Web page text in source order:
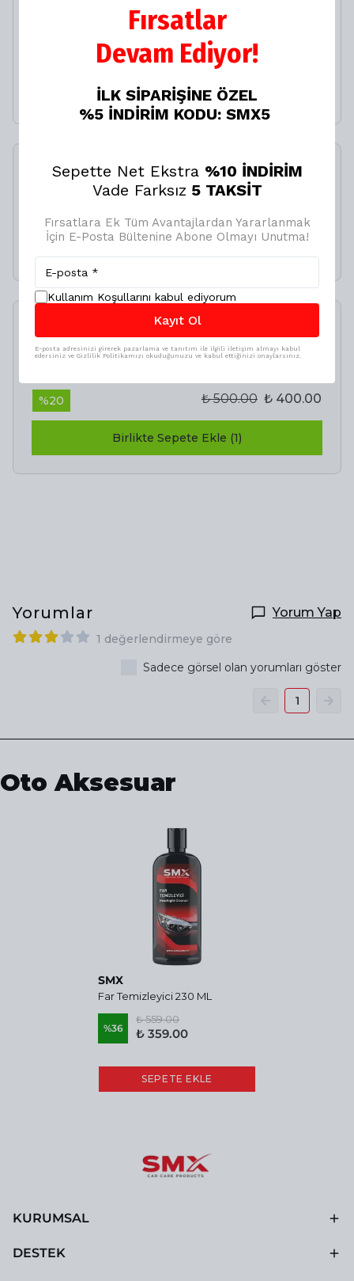
Çok Amaçlı Temizleyici
Köpük (Aplikatörlü) 500
%
20
₺ 500.00
₺ 400.00
SMX Lastik Tamir Kiti
500ML
%20
₺ 349.00 ₺ 279.20
İncelediğiniz ürün ile birlikte bu ürünler de
sepetinize eklenecektir!
%20 ₺ 500.00 ₺ 400.00
Birlikte Sepete Ekle (1)
Yorumlar Yorum Yap
1 değerlendirmeye göre
Sadece görsel olan yorumları göster
1
Oto Aksesuar
SMX
Far Temizleyici 230 ML
%36
₺ 559.00
₺ 359.00
SEPETE EKLE
KURUMSAL
DESTEK
Fırsatlar
Devam Ediyor!
İLK SİPARİŞİNE ÖZEL
%5 İNDİRİM KODU: SMX5
Sepette Net Ekstra %10 İNDİRİM
Vade Farksız 5 TAKSİT
Fırsatlara Ek Tüm Avantajlardan Yararlanmak
İçin E-Posta Bültenine Abone Olmayı Unutma!
Kullanım Koşullarını kabul ediyorum
Kayıt Ol
E-posta adresinizi girerek pazarlama ve tanıtım ile ilgili iletişim almayı kabul
edersiniz ve Gizlilik Politikamızı okuduğunuzu ve kabul ettiğinizi onaylarsınız.